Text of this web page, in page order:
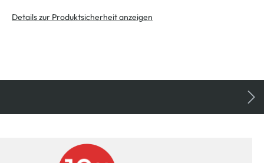
Details zur Produktsicherheit anzeigen